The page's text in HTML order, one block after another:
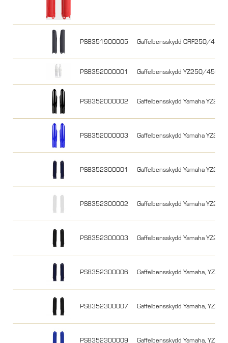
PS8351900005 Gaffelbensskydd CRF250/
PS8352000001 Gaffelbensskydd YZ250/
PS8352000002 Gaffelbensskydd Yamaha
PS8352000003 Gaffelbensskydd Yamaha
PS8352300001 Gaffelbensskydd Yamaha
PS8352300002 Gaffelbensskydd Yamaha
PS8352300003 Gaffelbensskydd Yamaha
PS8352300006 Gaffelbensskydd Yamaha,
PS8352300007 Gaffelbensskydd Yamaha,
PS8352300009 Gaffelbensskydd Yamaha,